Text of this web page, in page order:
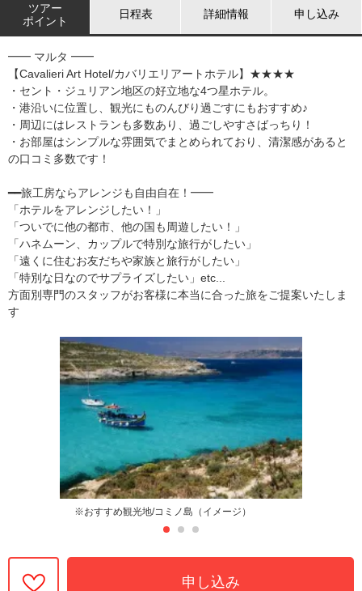
ツアー
ポイント
日程表 詳細情報 申し込み
━━ マルタ ━━
【Cavalieri Art Hotel/カバリエリアートホテル】★★★★
・セント・ジュリアン地区の好立地な4つ星ホテル。
・港沿いに位置し、観光にものんびり過ごすにもおすすめ♪
・周辺にはレストランも多数あり、過ごしやすさばっちり！
・お部屋はシンプルな雰囲気でまとめられており、清潔感があると
の口コミ多数です！
━━旅工房ならアレンジも自由自在！━━
「ホテルをアレンジしたい！」
「ついでに他の都市、他の国も周遊したい！」
「ハネムーン、カップルで特別な旅行がしたい」
「遠くに住むお友だちや家族と旅行がしたい」
「特別な日なのでサプライズしたい」etc...
方面別専門のスタッフがお客様に本当に合った旅をご提案いたしま
す
※おすすめ観光地/コミノ島（イメージ）
申し込み